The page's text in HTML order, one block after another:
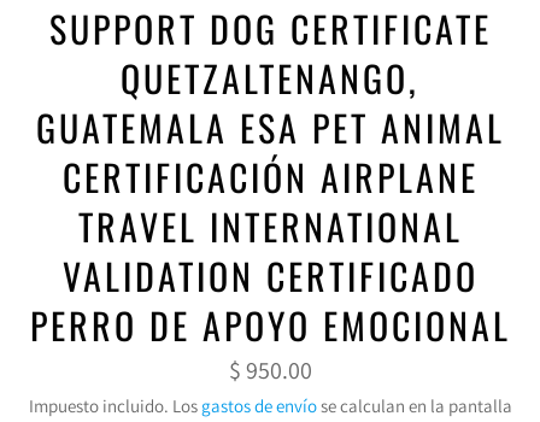
SUPPORT DOG CERTIFICATE
QUETZALTENANGO,
GUATEMALA ESA PET ANIMAL
CERTIFICACIÓN AIRPLANE
TRAVEL INTERNATIONAL
VALIDATION CERTIFICADO
PERRO DE APOYO EMOCIONAL
Precio
habitual
$ 950.00
Impuesto incluido. Los gastos de envíose calculan en la pantalla